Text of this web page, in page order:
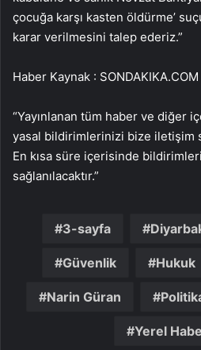
çocuğa karşı kasten öldürme’
karar verilmesini talep ederiz.”
Haber Kaynak : SONDAKIKA.COM
“Yayınlanan tüm haber ve diğer
yasal bildirimlerinizi bize iletişim
En kısa süre içerisinde
sağlanılacaktır.”
3-sayfa
Güvenlik Hukuk
Narin Güran
Yerel